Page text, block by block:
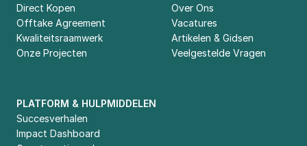
Direct Kopen
Offtake Agreement
Kwaliteitsraamwerk
Onze Projecten
PLATFORM & HULPMIDDELEN
Succesverhalen
Impact Dashboard
Over Ons
Vacatures
Artikelen & Gidsen
Veelgestelde Vragen